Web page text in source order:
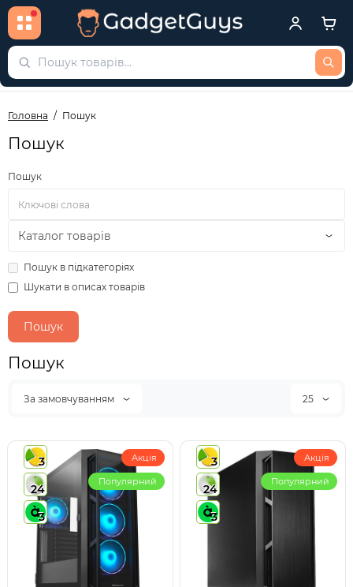
Головна Пошук
Пошук
Пошук
Пошук в підкатегоріях
Шукати в описах товарів
Пошук
За замовчуванням 25
3
24
3
Акція
Популярний
3
24
3
Акція
Популярний